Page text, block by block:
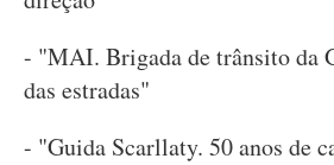
- "MAI. Brigada de trânsito da
das estradas"
- "Guida Scarllaty. 50 anos de